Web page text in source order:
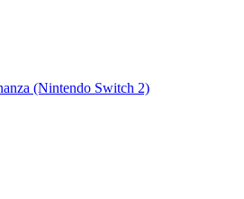
(Nintendo Switch 2)